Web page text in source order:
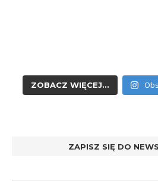
ZOBACZ WIĘCEJ...
ZAPISZ SIĘ DO